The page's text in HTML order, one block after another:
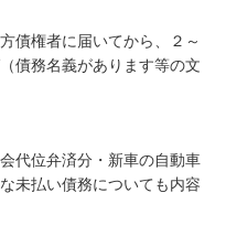
債権者に届いてから、２～
債務名義があります等の文
代位弁済分・新車の自動車
未払い債務についても内容